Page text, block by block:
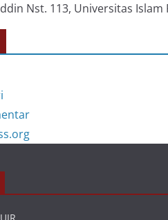
Nst. 113, Universitas